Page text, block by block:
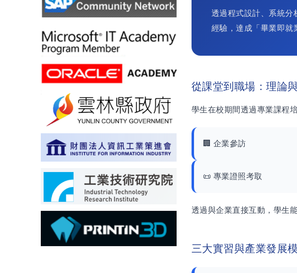
透過程式設計、系統分
經驗，達成「畢業即就
從課堂到職場：理論
學生在校期間透過專業課程
🏢 企業參訪
📜 專業證照考取
透過與企業直接互動，學生
三大實習與產業發展